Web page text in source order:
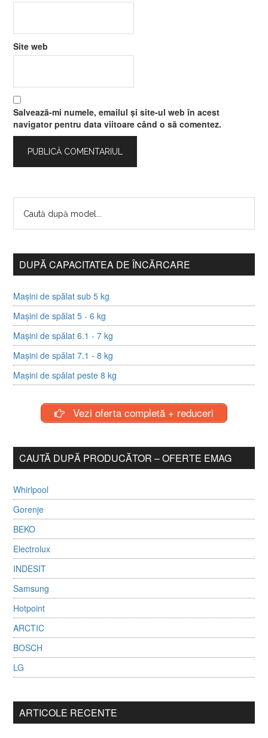
Site web
Salvează-mi numele, emailul și site-ul web în acest
navigator pentru data viitoare când o să comentez.
DUPĂ CAPACITATEA DE ÎNCĂRCARE
Mașini de spălat sub 5 kg
Mașini de spălat 5 - 6 kg
Mașini de spălat 6.1 - 7 kg
Mașini de spălat 7.1 - 8 kg
Mașini de spălat peste 8 kg
Vezi oferta completă + reduceri
CAUTĂ DUPĂ PRODUCĂTOR – OFERTE EMAG
Whirlpool
Gorenje
BEKO
Electrolux
INDESIT
Samsung
Hotpoint
ARCTIC
BOSCH
LG
ARTICOLE RECENTE